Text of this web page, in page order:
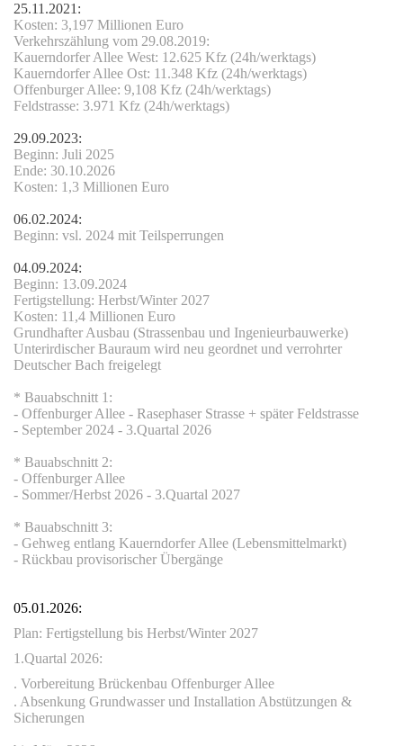
25.11.2021:
Kosten: 3,197 Millionen Euro
Verkehrszählung vom 29.08.2019:
Kauerndorfer Allee West: 12.625 Kfz (24h/werktags)
Kauerndorfer Allee Ost: 11.348 Kfz (24h/werktags)
Offenburger Allee: 9,108 Kfz (24h/werktags)
Feldstrasse: 3.971 Kfz (24h/werktags)
29.09.2023:
Beginn: Juli 2025
Ende: 30.10.2026
Kosten: 1,3 Millionen Euro
06.02.2024:
Beginn: vsl. 2024 mit Teilsperrungen
04.09.2024:
Beginn: 13.09.2024
Fertigstellung: Herbst/Winter 2027
Kosten: 11,4 Millionen Euro
Grundhafter Ausbau (Strassenbau und Ingenieurbauwerke)
Unterirdischer Bauraum wird neu geordnet und verrohrter
Deutscher Bach freigelegt
* Bauabschnitt 1:
- Offenburger Allee - Rasephaser Strasse + später Feldstrasse
- September 2024 - 3.Quartal 2026
* Bauabschnitt 2:
- Offenburger Allee
- Sommer/Herbst 2026 - 3.Quartal 2027
* Bauabschnitt 3:
- Gehweg entlang Kauerndorfer Allee (Lebensmittelmarkt)
- Rückbau provisorischer Übergänge
05.01.2026:
Plan: Fertigstellung bis Herbst/Winter 2027
1.Quartal 2026:
. Vorbereitung Brückenbau Offenburger Allee
. Absenkung Grundwasser und Installation Abstützungen &
Sicherungen